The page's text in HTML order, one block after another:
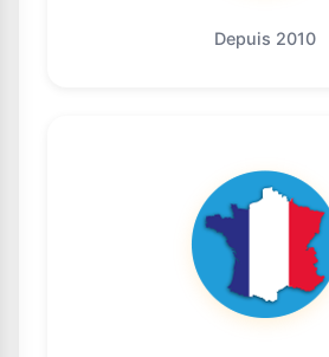
Depuis 2010